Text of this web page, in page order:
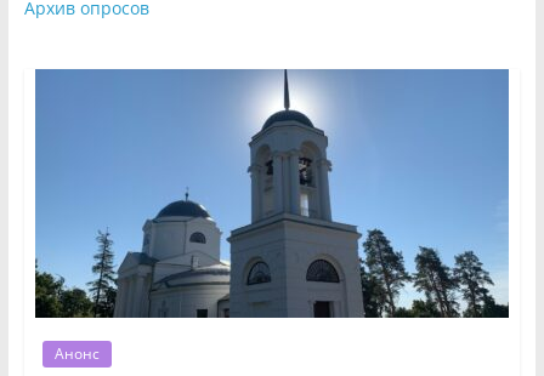
Архив опросов
Анонс